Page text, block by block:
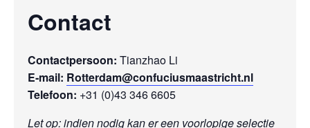
Contact
Contactpersoon: Tianzhao Li
E‑mail: Rotterdam@confuciusmaastricht.nl
Telefoon: +31 (0)43 346 6605
Let op: indien nodig kan er een voorlopige selectie